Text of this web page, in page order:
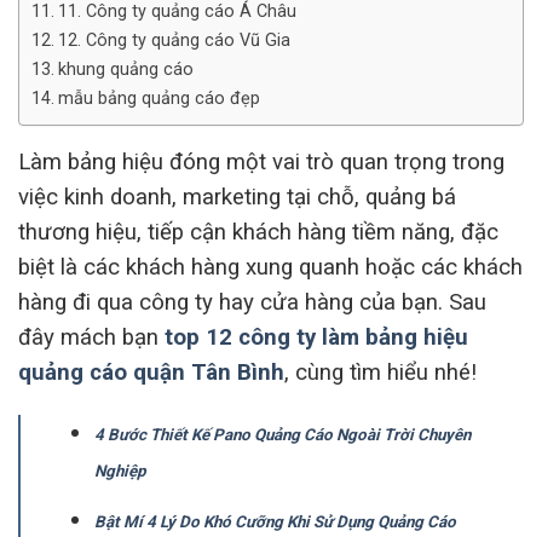
11. Công ty quảng cáo Á Châu
12. Công ty quảng cáo Vũ Gia
khung quảng cáo
mẫu bảng quảng cáo đẹp
Làm bảng hiệu đóng một vai trò quan trọng trong
việc kinh doanh, marketing tại chỗ, quảng bá
thương hiệu, tiếp cận khách hàng tiềm năng, đặc
biệt là các khách hàng xung quanh hoặc các khách
hàng đi qua công ty hay cửa hàng của bạn. Sau
đây mách bạn top 12 công ty làm bảng hiệu
quảng cáo quận Tân Bình, cùng tìm hiểu nhé!
4 Bước Thiết Kế Pano Quảng Cáo Ngoài Trời Chuyên
Nghiệp
Bật Mí 4 Lý Do Khó Cưỡng Khi Sử Dụng Quảng Cáo